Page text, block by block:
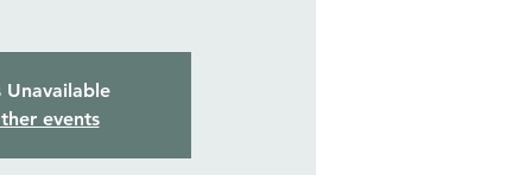
Unavailable
events